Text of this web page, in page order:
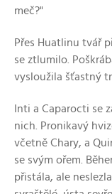
meč?"
Přes Huatlinu tvář
se ztlumilo.
vysloužila šťastný
Inti a Caparocti se
nich. Pronikavý
včetně Chary, a
se svým ořem.
přistála, ale